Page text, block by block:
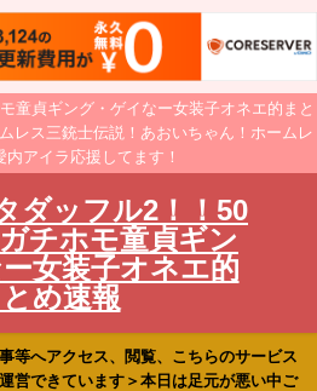
童貞ギング・ゲイなー女装子オネエ的まと
レス三銃士伝説！あおいちゃん！ホームレ
内アイラ応援してます！
ダッフル2！！50
チホモ童貞ギン
女装子オネエ的
とめ速報
等へアクセス、閲覧、こちらのサービス
営できています＞本日は足元が悪い中ご